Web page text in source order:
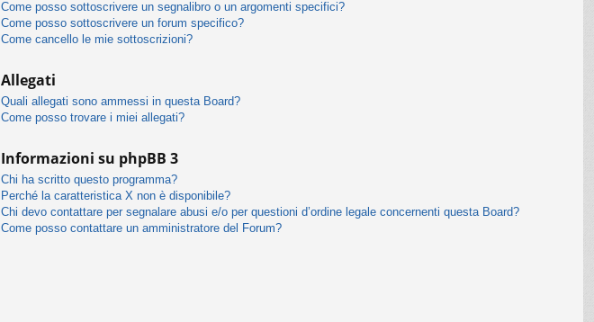
Come posso sottoscrivere un segnalibro o un argomenti specifici?
Come posso sottoscrivere un forum specifico?
Come cancello le mie sottoscrizioni?
Allegati
Quali allegati sono ammessi in questa Board?
Come posso trovare i miei allegati?
Informazioni su phpBB 3
Chi ha scritto questo programma?
Perché la caratteristica X non è disponibile?
Chi devo contattare per segnalare abusi e/o per questioni d’ordine legale concernenti questa Board?
Come posso contattare un amministratore del Forum?